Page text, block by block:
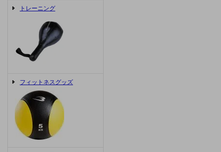
トレーニング
フィットネスグッズ